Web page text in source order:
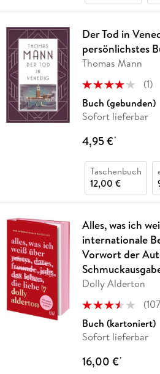
Der Tod in
persönlichstes
Thomas Mann
(1)
Buch (gebunden)
Sofort lieferbar
4,95 €*
Taschenbuch
12,00 €
Alles, was ich
internationale
Vorwort der
Dolly Alderton
(107
Buch (kartoniert)
Sofort lieferbar
16,00 €*